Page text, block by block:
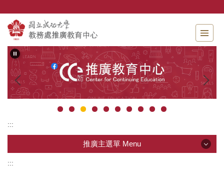
主
要
內
容
區
:::
推廣主選單 Menu
:::